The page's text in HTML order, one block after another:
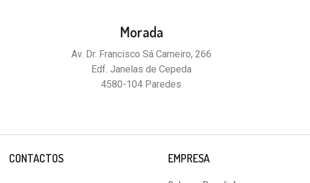
Morada
Av. Dr. Francisco Sá Carneiro, 266
Edf. Janelas de Cepeda
4580-104 Paredes
CONTACTOS EMPRESA